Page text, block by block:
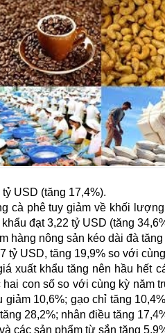
tỷ USD (tăng 17,4%).
cà phê tuy giảm về khối
đạt 3,22 tỷ USD (tăng
hàng nông sản kéo dài đà
tỷ USD, tăng 19,9% so với
xuất khẩu tăng nên hầu hết
hai con số so với cùng kỳ năm
giảm 10,6%; gạo chỉ tăng
28,2%; nhân điều tăng
các sản phẩm từ sắn tăng